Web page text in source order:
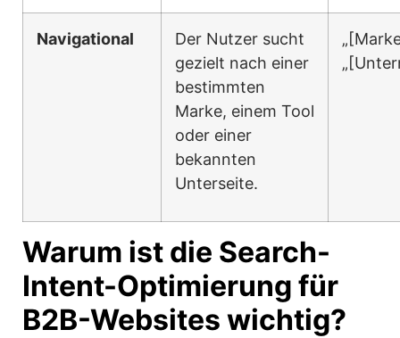
Navigational
Der Nutzer sucht
gezielt nach einer
bestimmten
Marke, einem Tool
oder einer
bekannten
Unterseite.
Warum ist die Search-
Intent-Optimierung für
B2B-Websites wichtig?